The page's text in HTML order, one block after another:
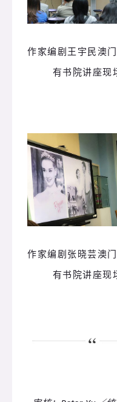
作家编剧王宇民澳
有书院讲座现
作家编剧张晓芸澳
有书院讲座现